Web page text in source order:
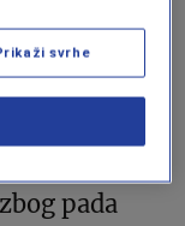
još
tada naveo
pada
svrhe